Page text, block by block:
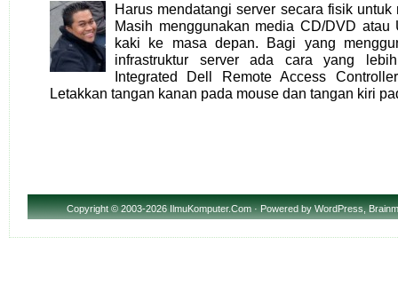
Harus mendatangi server secara fisik
Masih menggunakan media CD/DVD
kaki ke masa depan. Bagi yang
infrastruktur server ada cara yang
Integrated Dell Remote Access
Letakkan tangan kanan pada mouse dan tangan kiri
Copyright© 2003-2026 IlmuKomputer.Com · Powered byWordPress,